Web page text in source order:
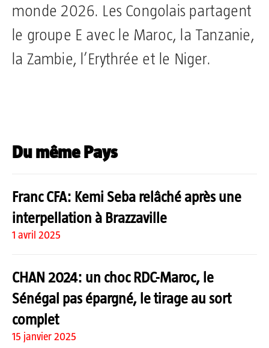
monde 2026. Les Congolais partagent
le groupe E avec le Maroc, la Tanzanie,
la Zambie, l’Erythrée et le Niger.
Du même Pays
Franc CFA: Kemi Seba relâché après une
interpellation à Brazzaville
1 avril 2025
CHAN 2024: un choc RDC-Maroc, le
Sénégal pas épargné, le tirage au sort
complet
15 janvier 2025